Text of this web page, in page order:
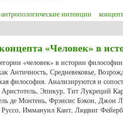
интенции концепт
«Человек» в
«человек» в истории
Античность, Средневековье,
философия. Анализируются и
Эпикур, Тит Лукреций
де Монтень, Фрэнсис Бэкон, Джон
Иммануил Кант, Людвиг